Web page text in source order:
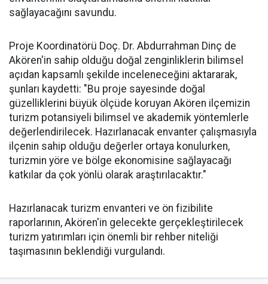
sağlayacağını savundu.
Proje Koordinatörü Doç. Dr. Abdurrahman Dinç de
Akören'in sahip olduğu doğal zenginliklerin bilimsel
açıdan kapsamlı şekilde inceleneceğini aktararak,
şunları kaydetti: "Bu proje sayesinde doğal
güzelliklerini büyük ölçüde koruyan Akören ilçemizin
turizm potansiyeli bilimsel ve akademik yöntemlerle
değerlendirilecek. Hazırlanacak envanter çalışmasıyla
ilçenin sahip olduğu değerler ortaya konulurken,
turizmin yöre ve bölge ekonomisine sağlayacağı
katkılar da çok yönlü olarak araştırılacaktır."
Hazırlanacak turizm envanteri ve ön fizibilite
raporlarının, Akören'in gelecekte gerçekleştirilecek
turizm yatırımları için önemli bir rehber niteliği
taşımasının beklendiği vurgulandı.